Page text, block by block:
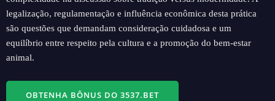
legalização, regulamentação e influência econômica desta prática
são questões que demandam consideração cuidadosa e um
equilíbrio entre respeito pela cultura e a promoção do bem-estar
animal.
OBTENHA BÔNUS DO 3537.BET